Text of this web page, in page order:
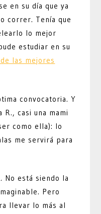
en su día que ya
correr. Tenía que
lo mejor
estudiar en su
las mejores
convocatoria. Y
casi una mami
como ella): lo
me servirá para
No está siendo la
Pero
llevar lo más al